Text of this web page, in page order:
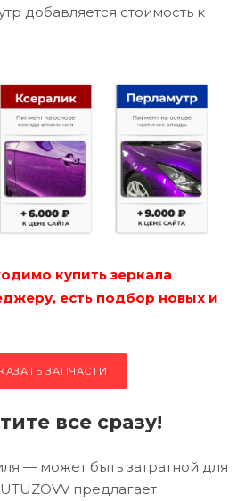
добавляется стоимость к
купить зеркала
есть подбор новых и
ЗАПЧАСТИ
все сразу!
— может быть затратной для
предлагает